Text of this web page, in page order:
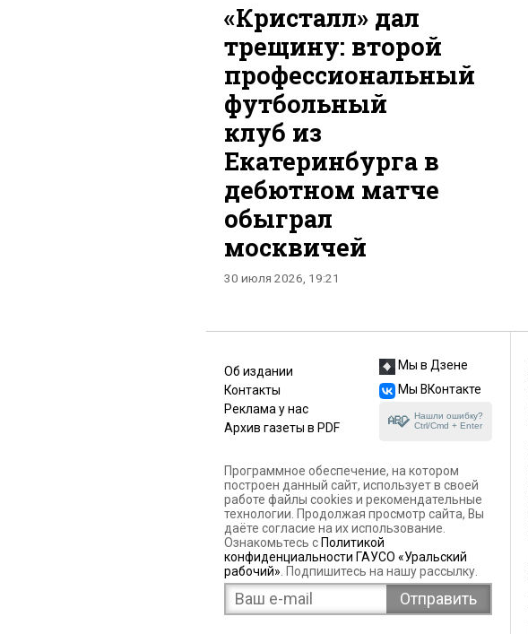
«Кристалл» дал
трещину: второй
профессиональный
футбольный
клуб из
Екатеринбурга в
дебютном матче
обыграл
москвичей
30 июля 2026, 19:21
Об издании
Контакты
Реклама у нас
Архив газеты в PDF
Мы в Дзене
Мы ВКонтакте
Нашли ошибку?
Ctrl/Cmd + Enter
Программное обеспечение, на котором
построен данный сайт, использует в своей
работе файлы cookies и рекомендательные
технологии. Продолжая просмотр сайта, Вы
даёте согласие на их использование.
Ознакомьтесь с Политикой
конфиденциальности ГАУСО «Уральский
рабочий» . Подпишитесь на нашу рассылку.